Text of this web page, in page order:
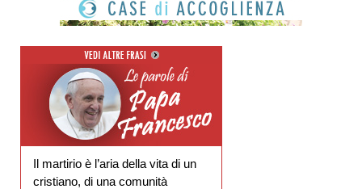
Il martirio è l’aria della vita di un
cristiano, di una comunità